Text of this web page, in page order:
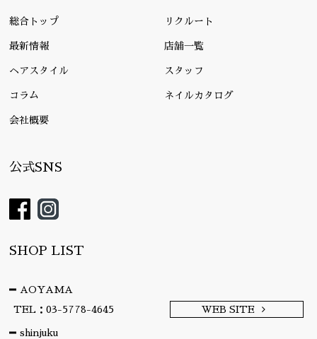
総合トップ リクルート
最新情報 店舗一覧
ヘアスタイル スタッフ
コラム ネイルカタログ
会社概要
公式SNS
SHOP LIST
AOYAMA
TEL：03-5778-4645
WEB SITE
shinjuku